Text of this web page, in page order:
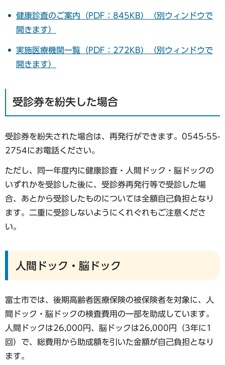
健康診査のご案内（PDF：845KB）（別ウィンドウで
開きます）
実施医療機関一覧（PDF：272KB）（別ウィンドウで
開きます）
受診券を紛失した場合
受診券を紛失された場合は、再発行ができます。0545-55-
2754にお電話ください。
ただし、同一年度内に健康診査・人間ドック・脳ドックの
いずれかを受診した後に、受診券再発行等で受診した場
合、あとから受診したものについては全額自己負担となり
ます。二重に受診しないようにくれぐれもご注意くださ
い。
人間ドック・脳ドック
富士市では、後期高齢者医療保険の被保険者を対象に、人
間ドック・脳ドックの検査費用の一部を助成しています。
人間ドックは26,000円、脳ドックは26,000円（3年に1
回）で、総費用から助成額を引いた金額が自己負担となり
ます。